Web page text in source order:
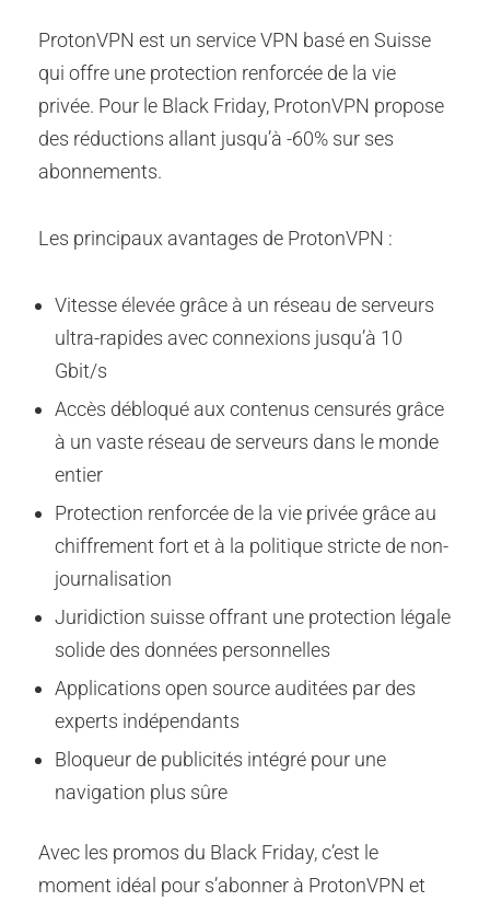
ProtonVPN est un service VPN basé en Suisse
qui offre une protection renforcée de la vie
privée. Pour le Black Friday, ProtonVPN propose
des réductions allant jusqu’à -60% sur ses
abonnements.
Les principaux avantages de ProtonVPN :
Vitesse élevée grâce à un réseau de serveurs
ultra-rapides avec connexions jusqu’à 10
Gbit/s
Accès débloqué aux contenus censurés grâce
à un vaste réseau de serveurs dans le monde
entier
Protection renforcée de la vie privée grâce au
chiffrement fort et à la politique stricte de non-
journalisation
Juridiction suisse offrant une protection légale
solide des données personnelles
Applications open source auditées par des
experts indépendants
Bloqueur de publicités intégré pour une
navigation plus sûre
Avec les promos du Black Friday, c’est le
moment idéal pour s’abonner à ProtonVPN et